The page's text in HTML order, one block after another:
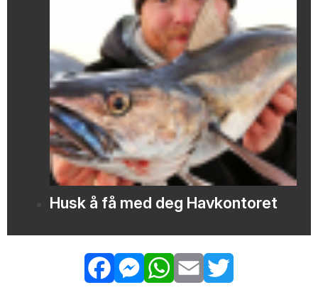
Husk å få med deg Havkontoret